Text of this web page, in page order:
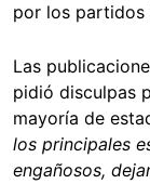
por los partidos
Las
pidió disculpas
mayoría de
los principales
engañosos,